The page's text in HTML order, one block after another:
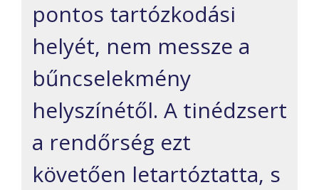
pontos tartózkodási
helyét, nem messze a
bűncselekmény
helyszínétől. A tinédzsert
a rendőrség ezt
követően letartóztatta, s